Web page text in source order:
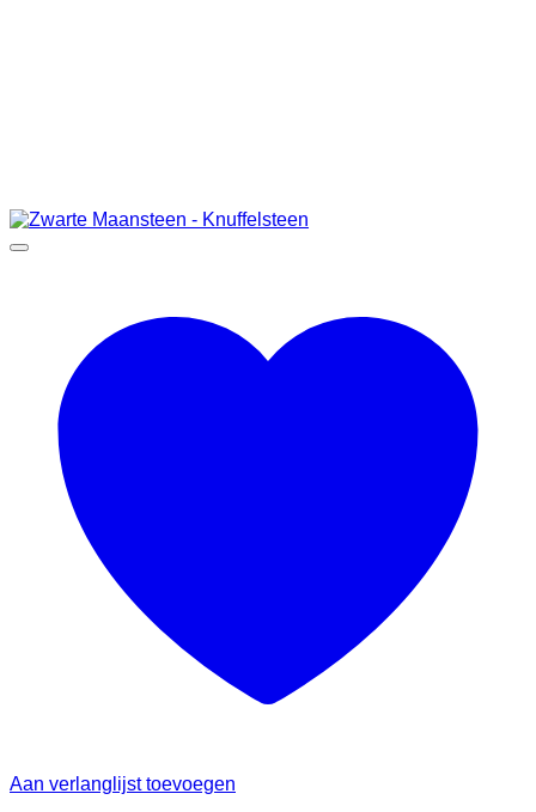
Aan verlanglijst toevoegen